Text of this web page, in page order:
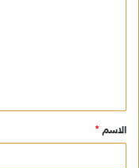
ق
*
الاسم *